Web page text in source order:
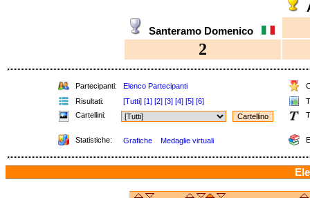
Santeramo Domenico
2
Partecipanti: Elenco Partecipanti
Risultati:
[Tutti] [1] [2] [3] [4] [5] [6]
Cartellini:
Statistiche: Grafiche Medaglie virtuali